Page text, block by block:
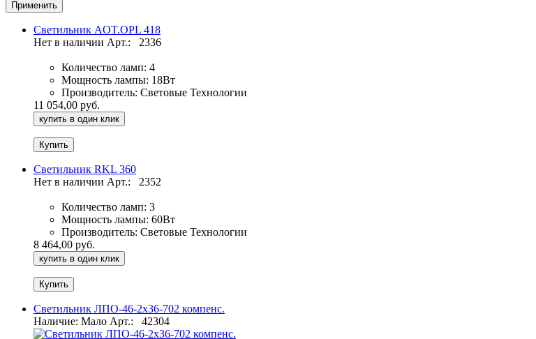
Светильник AOT.OPL 418
Нет в наличии Арт.: 2336
Количество ламп: 4
Мощность лампы: 18Вт
Производитель: Световые Технологии
11 054,00 руб.
купить в один клик
Светильник RKL 360
Нет в наличии Арт.: 2352
Количество ламп: 3
Мощность лампы: 60Вт
Производитель: Световые Технологии
8 464,00 руб.
купить в один клик
Светильник ЛПО-46-2х36-702 компенс.
Наличие: Мало Арт.: 42304